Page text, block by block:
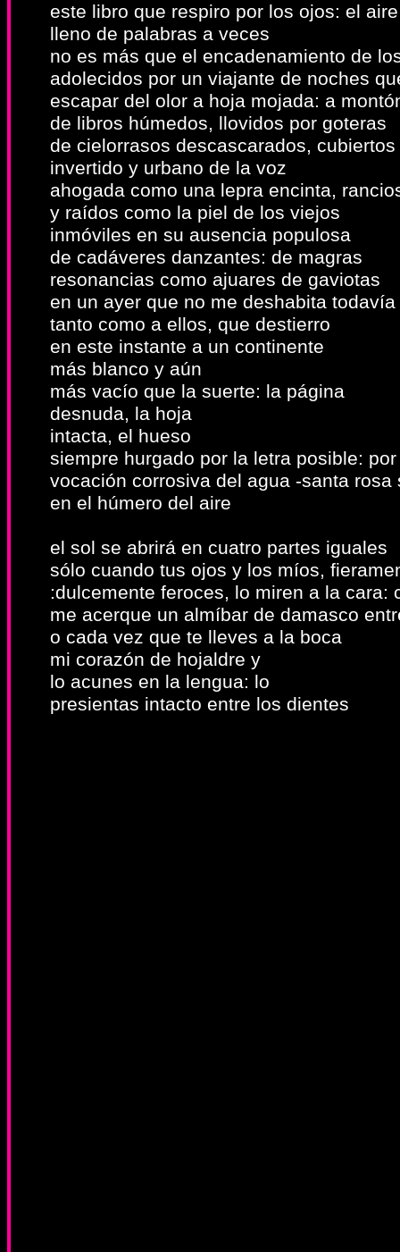
este libro que respiro por los ojos: el aire
lleno de palabras a veces
no es más que el encadenamiento de
adolecidos por un viajante de noches
escapar del olor a hoja mojada: a
de libros húmedos, llovidos por goteras
de cielorrasos descascarados,
invertido y urbano de la voz
ahogada como una lepra encinta,
y raídos como la piel de los viejos
inmóviles en su ausencia populosa
de cadáveres danzantes: de magras
resonancias como ajuares de gaviotas
en un ayer que no me deshabita todavía
tanto como a ellos, que destierro
en este instante a un continente
más blanco y aún
más vacío que la suerte: la página
desnuda, la hoja
intacta, el hueso
siempre hurgado por la letra posible:
vocación corrosiva del agua -santa rosa
en el húmero del aire
el sol se abrirá en cuatro partes iguales
sólo cuando tus ojos y los míos,
:dulcemente feroces, lo miren a la cara:
me acerque un almíbar de damasco
o cada vez que te lleves a la boca
mi corazón de hojaldre y
lo acunes en la lengua: lo
presientas intacto entre los dientes